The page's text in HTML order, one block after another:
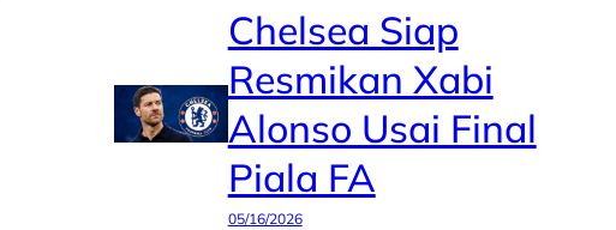
Chelsea Siap
Resmikan Xabi
Alonso Usai Final
Piala FA
05/16/2026